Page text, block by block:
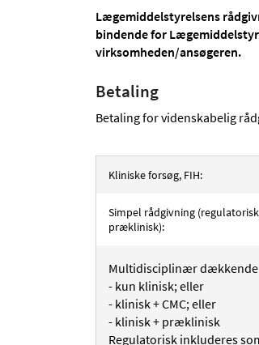
Lægemiddelstyrelsens
bindende for
virksomheden/ansøgeren.
Betaling
Betaling for videnskabelig
Kliniske forsøg, FIH:
Simpel rådgivning
præklinisk):
Multidisciplinær dækkende
- kun klinisk; eller
- klinisk + CMC; eller
- klinisk + præklinisk
Regulatorisk inkluderes